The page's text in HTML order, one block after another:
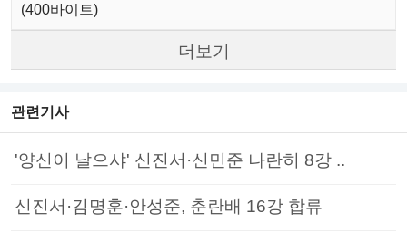
(400바이트)
더보기
관련기사
'양신이 날으샤' 신진서·신민준 나란히 8강 ..
신진서·김명훈·안성준, 춘란배 16강 합류